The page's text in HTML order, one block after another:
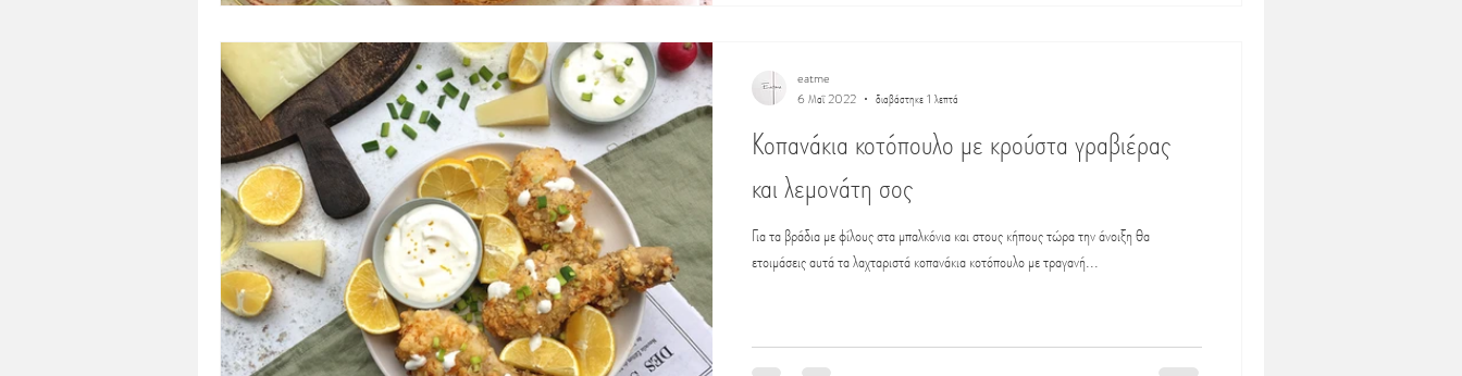
Κοπανάκια κοτόπουλο με κρούστα γραβιέρας
και λεμονάτη σος
Για τα βράδια με φίλους στα μπαλκόνια και στους κήπους τώρα την άνοιξη θα
ετοιμάσεις αυτά τα λαχταριστά κοπανάκια κοτόπουλο με τραγανή...
eatme
6 Μαΐ 2022
διαβάστηκε 1 λεπτά